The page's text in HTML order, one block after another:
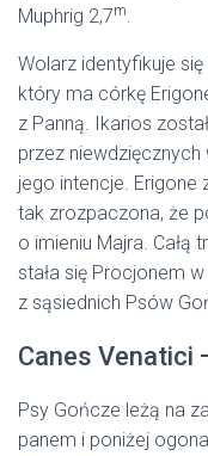
Muphrig 2,7m.
Wolarz identyfikuje
który ma córkę
z Panną. Ikarios
przez
jego intencje. Erigone
tak zrozpaczona, że
o imieniu Majra. Całą
stała się Procjonem
z sąsiednich Psów
Canes Venatici
Psy Gończe leżą na
panem i poniżej